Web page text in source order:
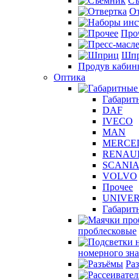
Продув
Оптика
DAF
IVECO
MAN
SCANIA
VOLVO
Прочее
проблесковые
номерного